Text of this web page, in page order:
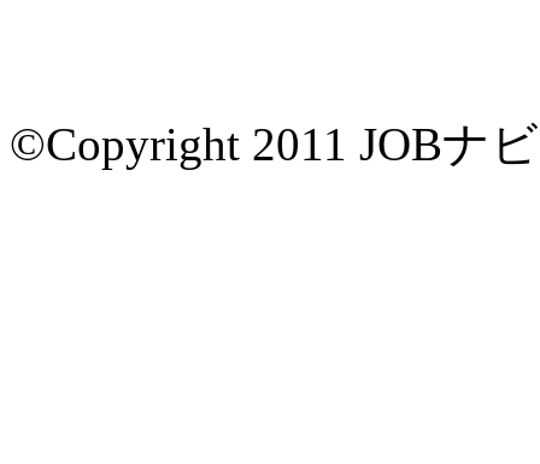
©Copyright 2011 JOBナ